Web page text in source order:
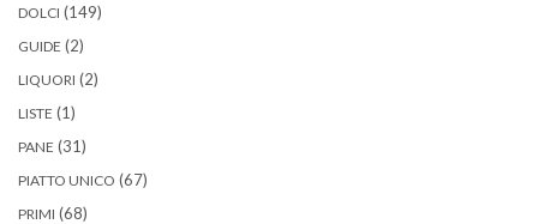
DOLCI (149)
GUIDE (2)
LIQUORI (2)
LISTE (1)
PANE (31)
PIATTO UNICO (67)
PRIMI (68)